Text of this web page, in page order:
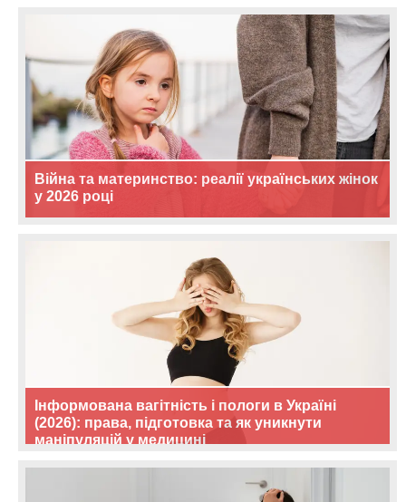
Війна та материнство: реалії українських жінок
у 2026 році
Інформована вагітність і пологи в Україні
(2026): права, підготовка та як уникнути
маніпуляцій у медицині